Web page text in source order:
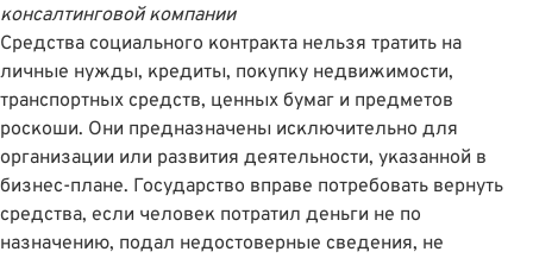
консалтинговой компании
Средства социального контракта нельзя тратить на
личные нужды, кредиты, покупку недвижимости,
транспортных средств, ценных бумаг и предметов
роскоши. Они предназначены исключительно для
организации или развития деятельности, указанной в
бизнес-плане. Государство вправе потребовать вернуть
средства, если человек потратил деньги не по
назначению, подал недостоверные сведения, не